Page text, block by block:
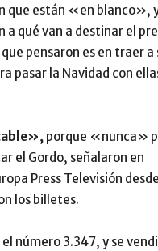
que están «en blanco», y
a qué van a destinar el
pensaron es en traer
pasar la Navidad con
porque «nunca»
el Gordo, señalaron en
Press Televisión
los billetes.
número 3.347, y se